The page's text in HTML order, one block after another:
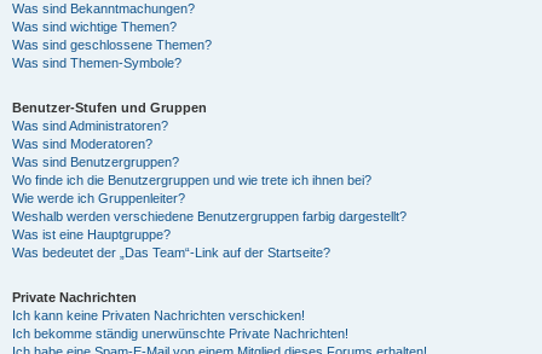
Was sind Bekanntmachungen?
Was sind wichtige Themen?
Was sind geschlossene Themen?
Was sind Themen-Symbole?
Benutzer-Stufen und Gruppen
Was sind Administratoren?
Was sind Moderatoren?
Was sind Benutzergruppen?
Wo finde ich die Benutzergruppen und wie trete ich ihnen bei?
Wie werde ich Gruppenleiter?
Weshalb werden verschiedene Benutzergruppen farbig dargestellt?
Was ist eine Hauptgruppe?
Was bedeutet der „Das Team“-Link auf der Startseite?
Private Nachrichten
Ich kann keine Privaten Nachrichten verschicken!
Ich bekomme ständig unerwünschte Private Nachrichten!